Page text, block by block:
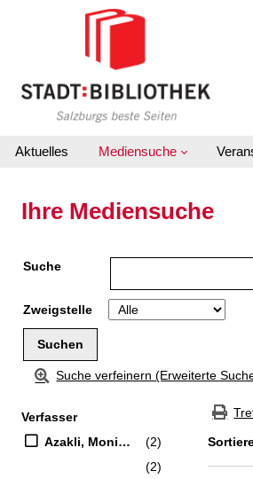
Zu den Suchfiltern springen
Zur Trefferliste springen
Aktuelles Mediensuche
Ihre Mediensuche
Suche
Zweigstelle
Suche verfeinern (Erweiterte
Suchfilter
Verfasser
Azakli, Monika (Verfasser)
(2)
(2)